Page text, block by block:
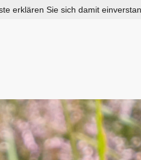
erklären Sie sich damit